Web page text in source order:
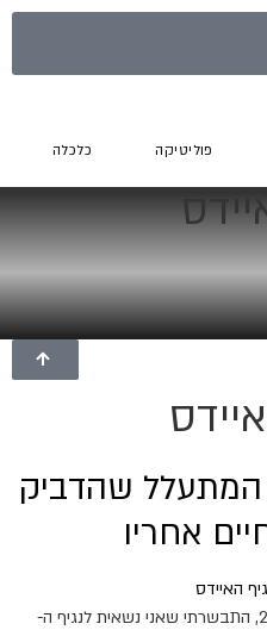
פוליטיקה כלכלה
המתעלל שהדביק
מירי קנבסקי לפני 16 שנה, בשנת 2002, התבשרתי שאני נשאית לנגיף ה-